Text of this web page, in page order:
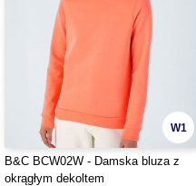
W1
B&C BCW02W - Damska bluza z
okrągłym dekoltem